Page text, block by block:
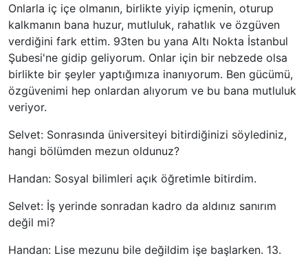
Onlarla iç içe olmanın, birlikte yiyip içmenin, oturup
kalkmanın bana huzur, mutluluk, rahatlık ve özgüven
verdiğini fark ettim. 93ten bu yana Altı Nokta İstanbul
Şubesi'ne gidip geliyorum. Onlar için bir nebzede olsa
birlikte bir şeyler yaptığımıza inanıyorum. Ben gücümü,
özgüvenimi hep onlardan alıyorum ve bu bana mutluluk
veriyor.
Selvet: Sonrasında üniversiteyi bitirdiğinizi söylediniz,
hangi bölümden mezun oldunuz?
Handan: Sosyal bilimleri açık öğretimle bitirdim.
Selvet: İş yerinde sonradan kadro da aldınız sanırım
değil mi?
Handan: Lise mezunu bile değildim işe başlarken. 13.